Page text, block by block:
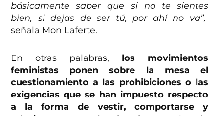
básicamente saber que si no te sientes
bien, si dejas de ser tú, por ahí no va”,
señala Mon Laferte.
En otras palabras, los movimientos
feministas ponen sobre la mesa el
cuestionamiento a las prohibiciones o las
exigencias que se han impuesto respecto
a la forma de vestir, comportarse y